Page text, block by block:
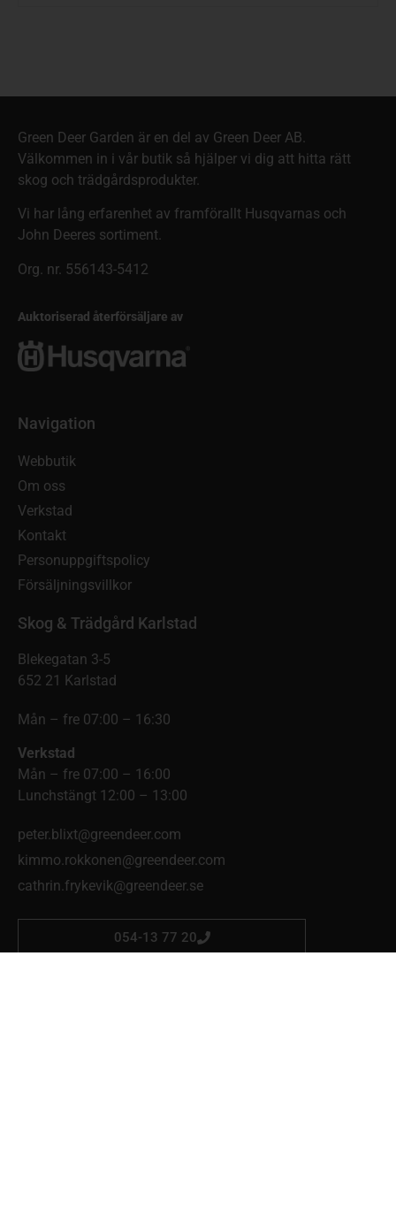
Green Deer Garden är en del av Green Deer AB.
Välkommen in i vår butik så hjälper vi dig att hitta rätt
skog och trädgårdsprodukter.
Vi har lång erfarenhet av framförallt Husqvarnas och
John Deeres sortiment.
Org. nr. 556143-5412
Auktoriserad återförsäljare av
Navigation
Webbutik
Om oss
Verkstad
Kontakt
Personuppgiftspolicy
Försäljningsvillkor
Skog & Trädgård Karlstad
Blekegatan 3-5
652 21 Karlstad
Mån – fre 07:00 – 16:30
Verkstad
Mån – fre 07:00 – 16:00
Lunchstängt 12:00 – 13:00
peter.blixt@greendeer.com
kimmo.rokkonen@greendeer.com
cathrin.frykevik@greendeer.se
054-13 77 20